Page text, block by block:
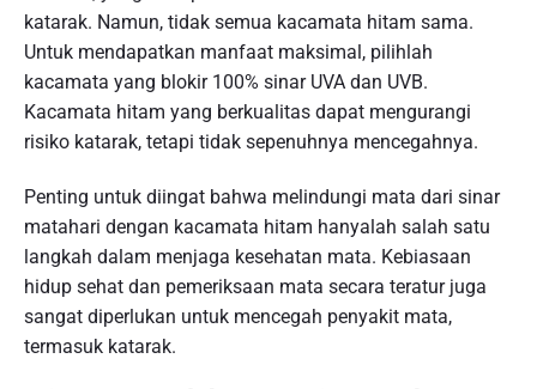
katarak. Namun, tidak semua kacamata hitam sama.
Untuk mendapatkan manfaat maksimal, pilihlah
kacamata yang blokir 100% sinar UVA dan UVB.
Kacamata hitam yang berkualitas dapat mengurangi
risiko katarak, tetapi tidak sepenuhnya mencegahnya.
Penting untuk diingat bahwa melindungi mata dari sinar
matahari dengan kacamata hitam hanyalah salah satu
langkah dalam menjaga kesehatan mata. Kebiasaan
hidup sehat dan pemeriksaan mata secara teratur juga
sangat diperlukan untuk mencegah penyakit mata,
termasuk katarak.